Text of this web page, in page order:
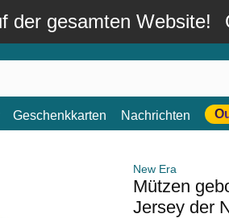
der gesamten Website!
Geschenkkarten Nachrichten
New Era
Mützen
Jersey der